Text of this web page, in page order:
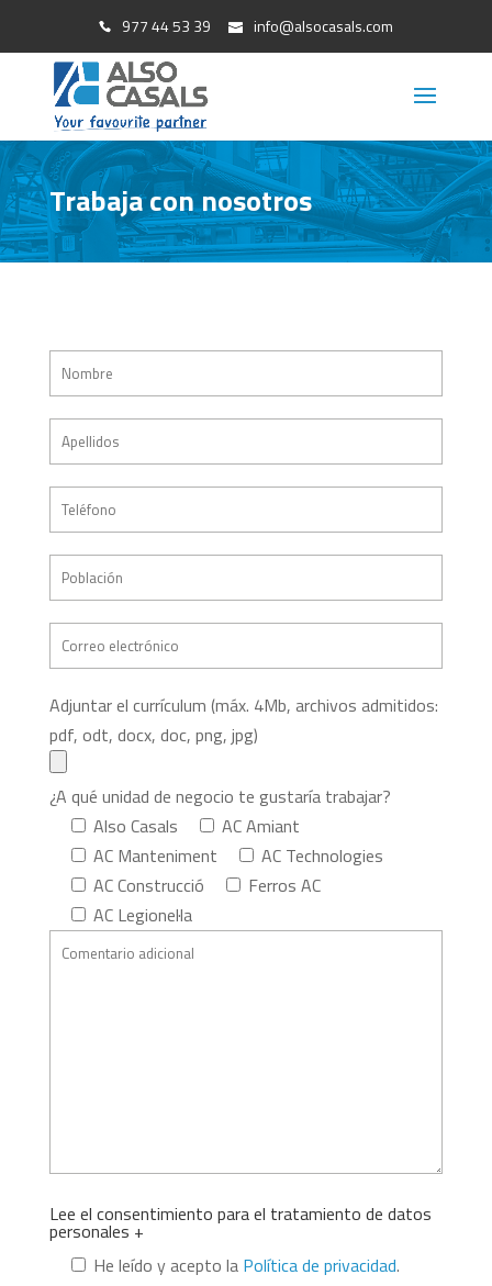
977 44 53 39 info@alsocasals.com
Trabaja con nosotros
Adjuntar el currículum (máx. 4Mb, archivos admitidos:
pdf, odt, docx, doc, png, jpg)
¿A qué unidad de negocio te gustaría trabajar?
Also Casals
AC Amiant
AC Manteniment
AC Technologies
AC Construcció
Ferros AC
AC Legionel·la
Lee el consentimiento para el tratamiento de datos
personales +
He leído y acepto la Política de privacidad.